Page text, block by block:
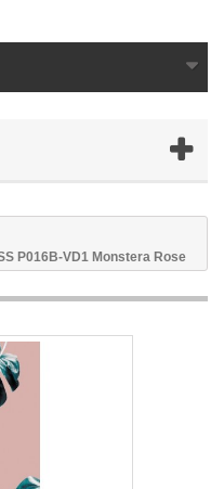
P016B-VD1 Monstera Rose